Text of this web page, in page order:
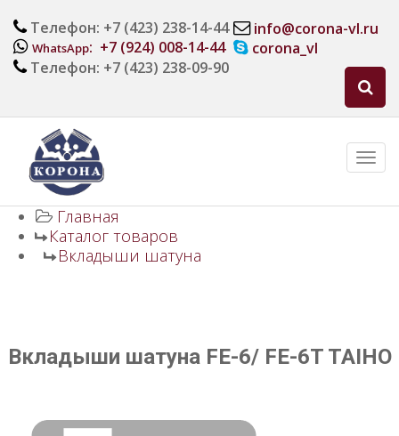
Телефон: +7 (423) 238-14-44
WhatsApp: +7 (924) 008-14-44
Телефон: +7 (423) 238-09-90
info@corona-vl.ru
corona_vl
Главная
Каталог товаров
Вкладыши шатуна
Вкладыши шатуна FE-6/ FE-6T TAIHO